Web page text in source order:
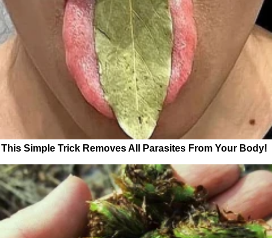
This Simple Trick Removes All Parasites From Your Body!